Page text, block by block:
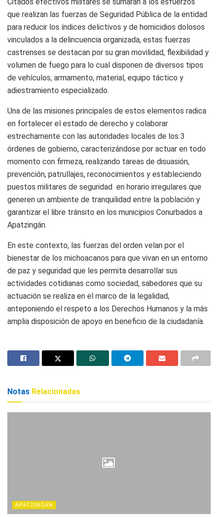
que realizan las fuerzas de Seguridad Pública de la entidad
para reducir los índices delictivos y de homicidios dolosos
vinculados a la delincuencia organizada, estas fuerzas
castrenses se destacan por su gran movilidad, flexibilidad y
volumen de fuego para lo cual disponen de diversos tipos
de vehículos, armamento, material, equipo táctico y
adiestramiento especializado.
Una de las misiones principales de estos elementos radica
en fortalecer el estado de derecho y colaborar
estrechamente con las autoridades locales de los 3
órdenes de gobierno, caracterizándose por actuar en todo
momento con firmeza, realizando tareas de disuasión,
prevención, patrullajes, reconocimientos y estableciendo
puestos militares de seguridad en horario irregulares que
generen un ambiente de tranquilidad entre la población y
garantizar el libre tránsito en los municipios Conurbados a
Apatzingán.
En este contexto, las fuerzas del orden velan por el
bienestar de los michoacanos para que vivan en un entorno
de paz y seguridad que les permita desarrollar sus
actividades cotidianas como sociedad, sabedores que su
actuación se realiza en el marco de la legalidad,
anteponiendo el respeto a los Derechos Humanos y la más
amplia disposición de apoyo en beneficio de la ciudadanía.
Notas Relacionadas
APATZINGÁN